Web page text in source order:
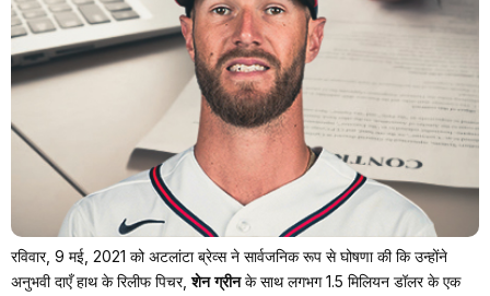
रविवार, 9 मई, 2021 को अटलांटा ब्रेव्स ने सार्वजनिक रूप से घोषणा की कि उन्होंने
अनुभवी दाएँ हाथ के रिलीफ पिचर,शेन ग्रीनके साथ लगभग 1.5 मिलियन डॉलर के एक